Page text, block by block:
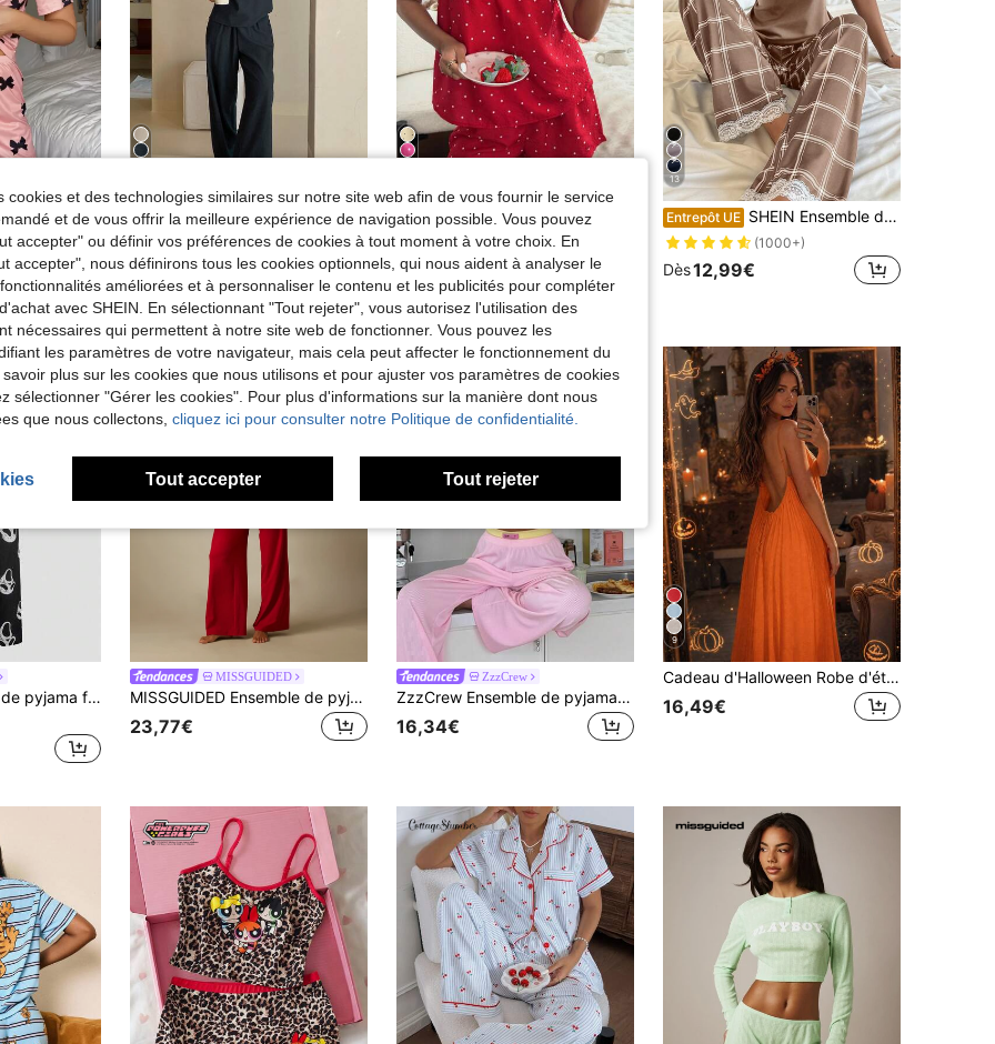
courtes et short avec imprimé nœud mignon
Dazy
Entrepôt UE DAZY Ensemble de pyjama femme avec top camisole et pantalon en patchwork de dentelle bicolore
#10 BEST-SELLERS de Coton Vêtements de nuit pour femmes
19,30€ 19,49€
CottageSlumber
Entrepôt UE -1% CottageSlumber Ensemble pyjama débardeur et short à imprimé pois rouges pour femmes, vêtements de nuit d'été
#1 BEST-SELLERS
11,87€ 11,99€
13
Entrepôt UE SHEIN Ensemble de pyjama femme avec camisole à empiècement en dentelle bicolore et pantalon à imprimé carreaux
(1000+)
Dès12,99€
ROMWE Ensemble de pyjama femme avec débardeur et pantalon imprimé crâne gothique
MISSGUIDED
MISSGUIDED Ensemble de pyjama bralette et pantalon large avec détails de ruban contrasté et ceinture élastique
23,77€
ZzzCrew
ZzzCrew Ensemble de pyjama décontracté pour femmes avec débardeur et pantalon long, couleurs vives en blocs, haute élasticité, texture côtelée douce pour la peau, coupe slim, style polyvalent décontracté pour les filles
16,34€
9
Cadeau d'Halloween Robe d'été orange pour femmes Pyjamas pour femmes Lingerie pour femmes Camisole sexy dos nu à nouer ample élégante Robe longue de vacances confortable avec poches doubles Pyjamas Vêtements d'intérieur pour femmes Nuisettes Robes pour femmes,Robe,Robes d'été pour femmes,Vêtements d'été,Plage
16,49€
cookies et des technologies similaires sur notre site web afin de vous fournir le service
et de vous offrir la meilleure expérience de navigation possible. Vous pouvez
accepter" ou définir vos préférences de cookies à tout moment à votre choix. En
accepter", nous définirons tous les cookies optionnels, qui nous aident à analyser le
améliorées et à personnaliser le contenu et les publicités pour compléter
avec SHEIN. En sélectionnant "Tout rejeter", vous autorisez l'utilisation des
nécessaires qui permettent à notre site web de fonctionner. Vous pouvez les
les paramètres de votre navigateur, mais cela peut affecter le fonctionnement du
plus sur les cookies que nous utilisons et pour ajuster vos paramètres de cookies
sélectionner "Gérer les cookies". Pour plus d'informations sur la manière dont nous
que nous collectons, cliquez ici pour consulter notre Politique de confidentialité.
Tout accepter Tout rejeter